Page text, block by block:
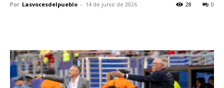
Por Lasvocesdelpueblo - 14 de junio de 2026 0
28